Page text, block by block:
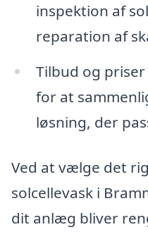
inspektion af
reparation af
Tilbud og
for at
løsning, der
Ved at vælge det
solcellevask i
dit anlæg bliver